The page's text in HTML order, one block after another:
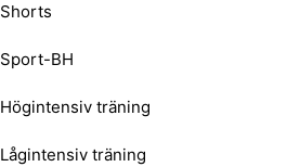
Shorts
Sport-BH
Högintensiv träning
Lågintensiv träning